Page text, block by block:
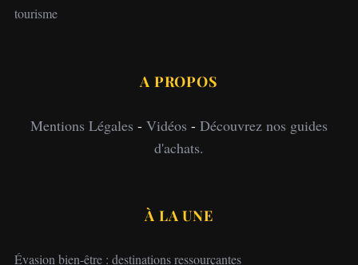
tourisme
A PROPOS
Mentions Légales - Vidéos - Découvrez nos guides
d'achats.
À LA UNE
Évasion bien-être : destinations ressourçantes